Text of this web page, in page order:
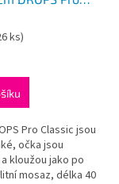
ks)
Pro Classic jsou
očka jsou
kloužou jako po
mosaz, délka 40